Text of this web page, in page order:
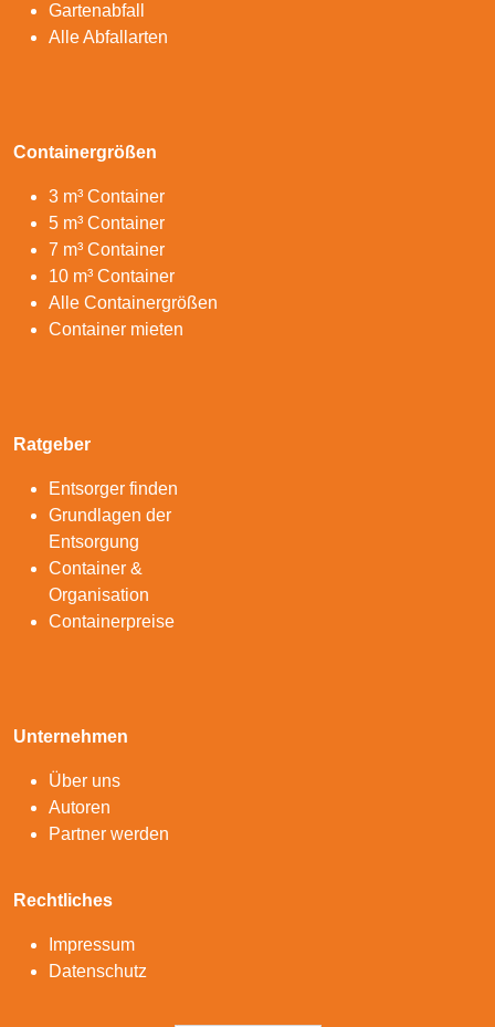
Gartenabfall
Alle Abfallarten
Containergrößen
3 m³ Container
5 m³ Container
7 m³ Container
10 m³ Container
Alle Containergrößen
Container mieten
Ratgeber
Entsorger finden
Grundlagen der
Entsorgung
Container &
Organisation
Containerpreise
Unternehmen
Über uns
Autoren
Partner werden
Rechtliches
Impressum
Datenschutz